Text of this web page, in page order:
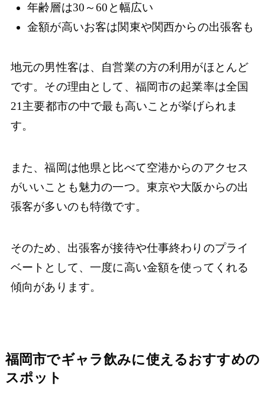
年齢層は30～60と幅広い
金額が高いお客は関東や関西からの出張客も
地元の男性客は、自営業の方の利用がほとんど
です。その理由として、福岡市の起業率は全国
21主要都市の中で最も高いことが挙げられま
す。
また、福岡は他県と比べて空港からのアクセス
がいいことも魅力の一つ。東京や大阪からの出
張客が多いのも特徴です。
そのため、出張客が接待や仕事終わりのプライ
ベートとして、一度に高い金額を使ってくれる
傾向があります。
福岡市でギャラ飲みに使えるおすすめの
スポット